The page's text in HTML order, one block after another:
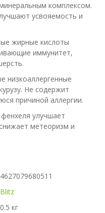
комплексом.
усвояемость и
жирные кислоты
иммунитет,
низкоаллергенные
Не содержит
причиной аллергии.
улучшает
метеоризм и
4627079680511
Blitz
0.5 кг